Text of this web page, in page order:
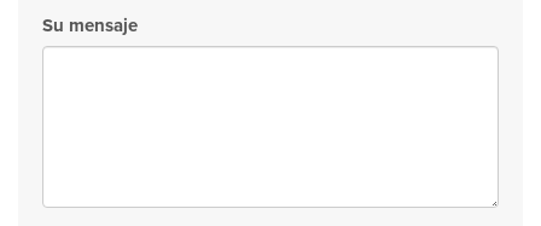
Su mensaje